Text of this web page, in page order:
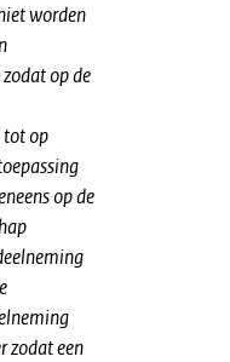
worden
op de
op
op de
zodat een